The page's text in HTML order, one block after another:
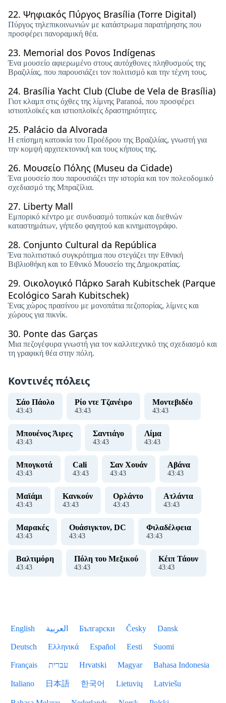
22. Ψηφιακός Πύργος Brasília (Torre Digital)
Πύργος τηλεπικοινωνιών με κατάστρωμα παρατήρησης που
προσφέρει πανοραμική θέα.
23. Memorial dos Povos Indígenas
Ένα μουσείο αφιερωμένο στους αυτόχθονες πληθυσμούς της
Βραζιλίας, που παρουσιάζει τον πολιτισμό και την τέχνη τους.
24. Brasília Yacht Club (Clube de Vela de Brasília)
Γιοτ κλαμπ στις όχθες της λίμνης Paranoá, που προσφέρει
ιστιοπλοϊκές και ιστιοπλοϊκές δραστηριότητες.
25. Palácio da Alvorada
Η επίσημη κατοικία του Προέδρου της Βραζιλίας, γνωστή για
την κομψή αρχιτεκτονική και τους κήπους της.
26. Μουσείο Πόλης (Museu da Cidade)
Ένα μουσείο που παρουσιάζει την ιστορία και τον πολεοδομικό
σχεδιασμό της Μπραζίλια.
27. Liberty Mall
Εμπορικό κέντρο με συνδυασμό τοπικών και διεθνών
καταστημάτων, γήπεδο φαγητού και κινηματογράφο.
28. Conjunto Cultural da República
Ένα πολιτιστικό συγκρότημα που στεγάζει την Εθνική
Βιβλιοθήκη και το Εθνικό Μουσείο της Δημοκρατίας.
29. Οικολογικό Πάρκο Sarah Kubitschek (Parque
Ecológico Sarah Kubitschek)
Ένας χώρος πρασίνου με μονοπάτια πεζοπορίας, λίμνες και
χώρους για πικνίκ.
30. Ponte das Garças
Μια πεζογέφυρα γνωστή για τον καλλιτεχνικό της σχεδιασμό και
τη γραφική θέα στην πόλη.
Κοντινές πόλεις
Σάο Πάολο
43:43
Ρίο ντε Τζανέιρο
43:43
Μοντεβιδέο
43:43
Μπουένος Άιρες
43:43
Σαντιάγο
43:43
Λίμα
43:43
Μπογκοτά
43:43
Cali
43:43
Σαν Χουάν
43:43
Αβάνα
43:43
Μαϊάμι
43:43
Κανκούν
43:43
Ορλάντο
43:43
Ατλάντα
43:43
Μαρακές
43:43
Ουάσιγκτον, DC
43:43
Φιλαδέλφεια
43:43
Βαλτιμόρη
43:43
Πόλη του Μεξικού
43:43
Κέιπ Τάουν
43:43
English العربية Български Česky Dansk
Deutsch Ελληνικά Español Eesti Suomi
Français עברית Hrvatski Magyar Bahasa Indonesia
Italiano 日本語 한국어 Lietuvių Latviešu